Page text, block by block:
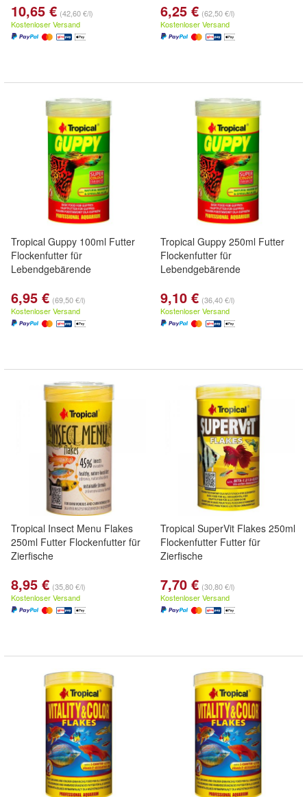
10,65 € (42,60 €/l)
Kostenloser Versand
6,25 € (62,50 €/l)
Kostenloser Versand
Tropical Guppy 100ml Futter
Flockenfutter für
Lebendgebärende
6,95 € (69,50 €/l)
Kostenloser Versand
Tropical Guppy 250ml Futter
Flockenfutter für
Lebendgebärende
9,10 € (36,40 €/l)
Kostenloser Versand
Tropical Insect Menu Flakes
250ml Futter Flockenfutter für
Zierfische
8,95 € (35,80 €/l)
Kostenloser Versand
Tropical SuperVit Flakes 250ml
Flockenfutter Futter für
Zierfische
7,70 € (30,80 €/l)
Kostenloser Versand